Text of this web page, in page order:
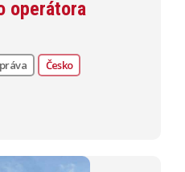
operátora
Česko